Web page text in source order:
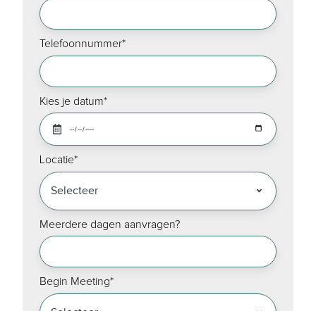
Telefoonnummer*
Kies je datum*
Locatie*
Meerdere dagen aanvragen?
Begin Meeting*